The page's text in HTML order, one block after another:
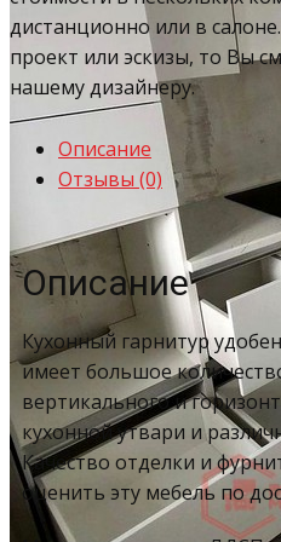
дистанционно или в
проект или эскизы, то Вы
нашему дизайнеру.
Описание
Отзывы (0)
Описание
Кухонный гарнитур
имеет большое
вертикального и
кухонной утвари и
Качество отделки и
оценить эту мебель по